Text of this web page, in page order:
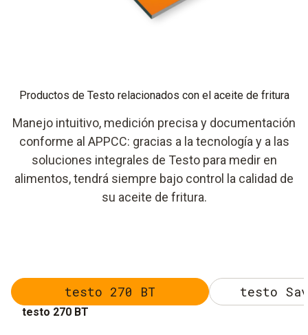
Productos de Testo relacionados con el aceite de fritura
Manejo intuitivo, medición precisa y documentación
conforme al APPCC: gracias a la tecnología y a las
soluciones integrales de Testo para medir en
alimentos, tendrá siempre bajo control la calidad de
su aceite de fritura.
testo 270 BT testo
testo 270 BT